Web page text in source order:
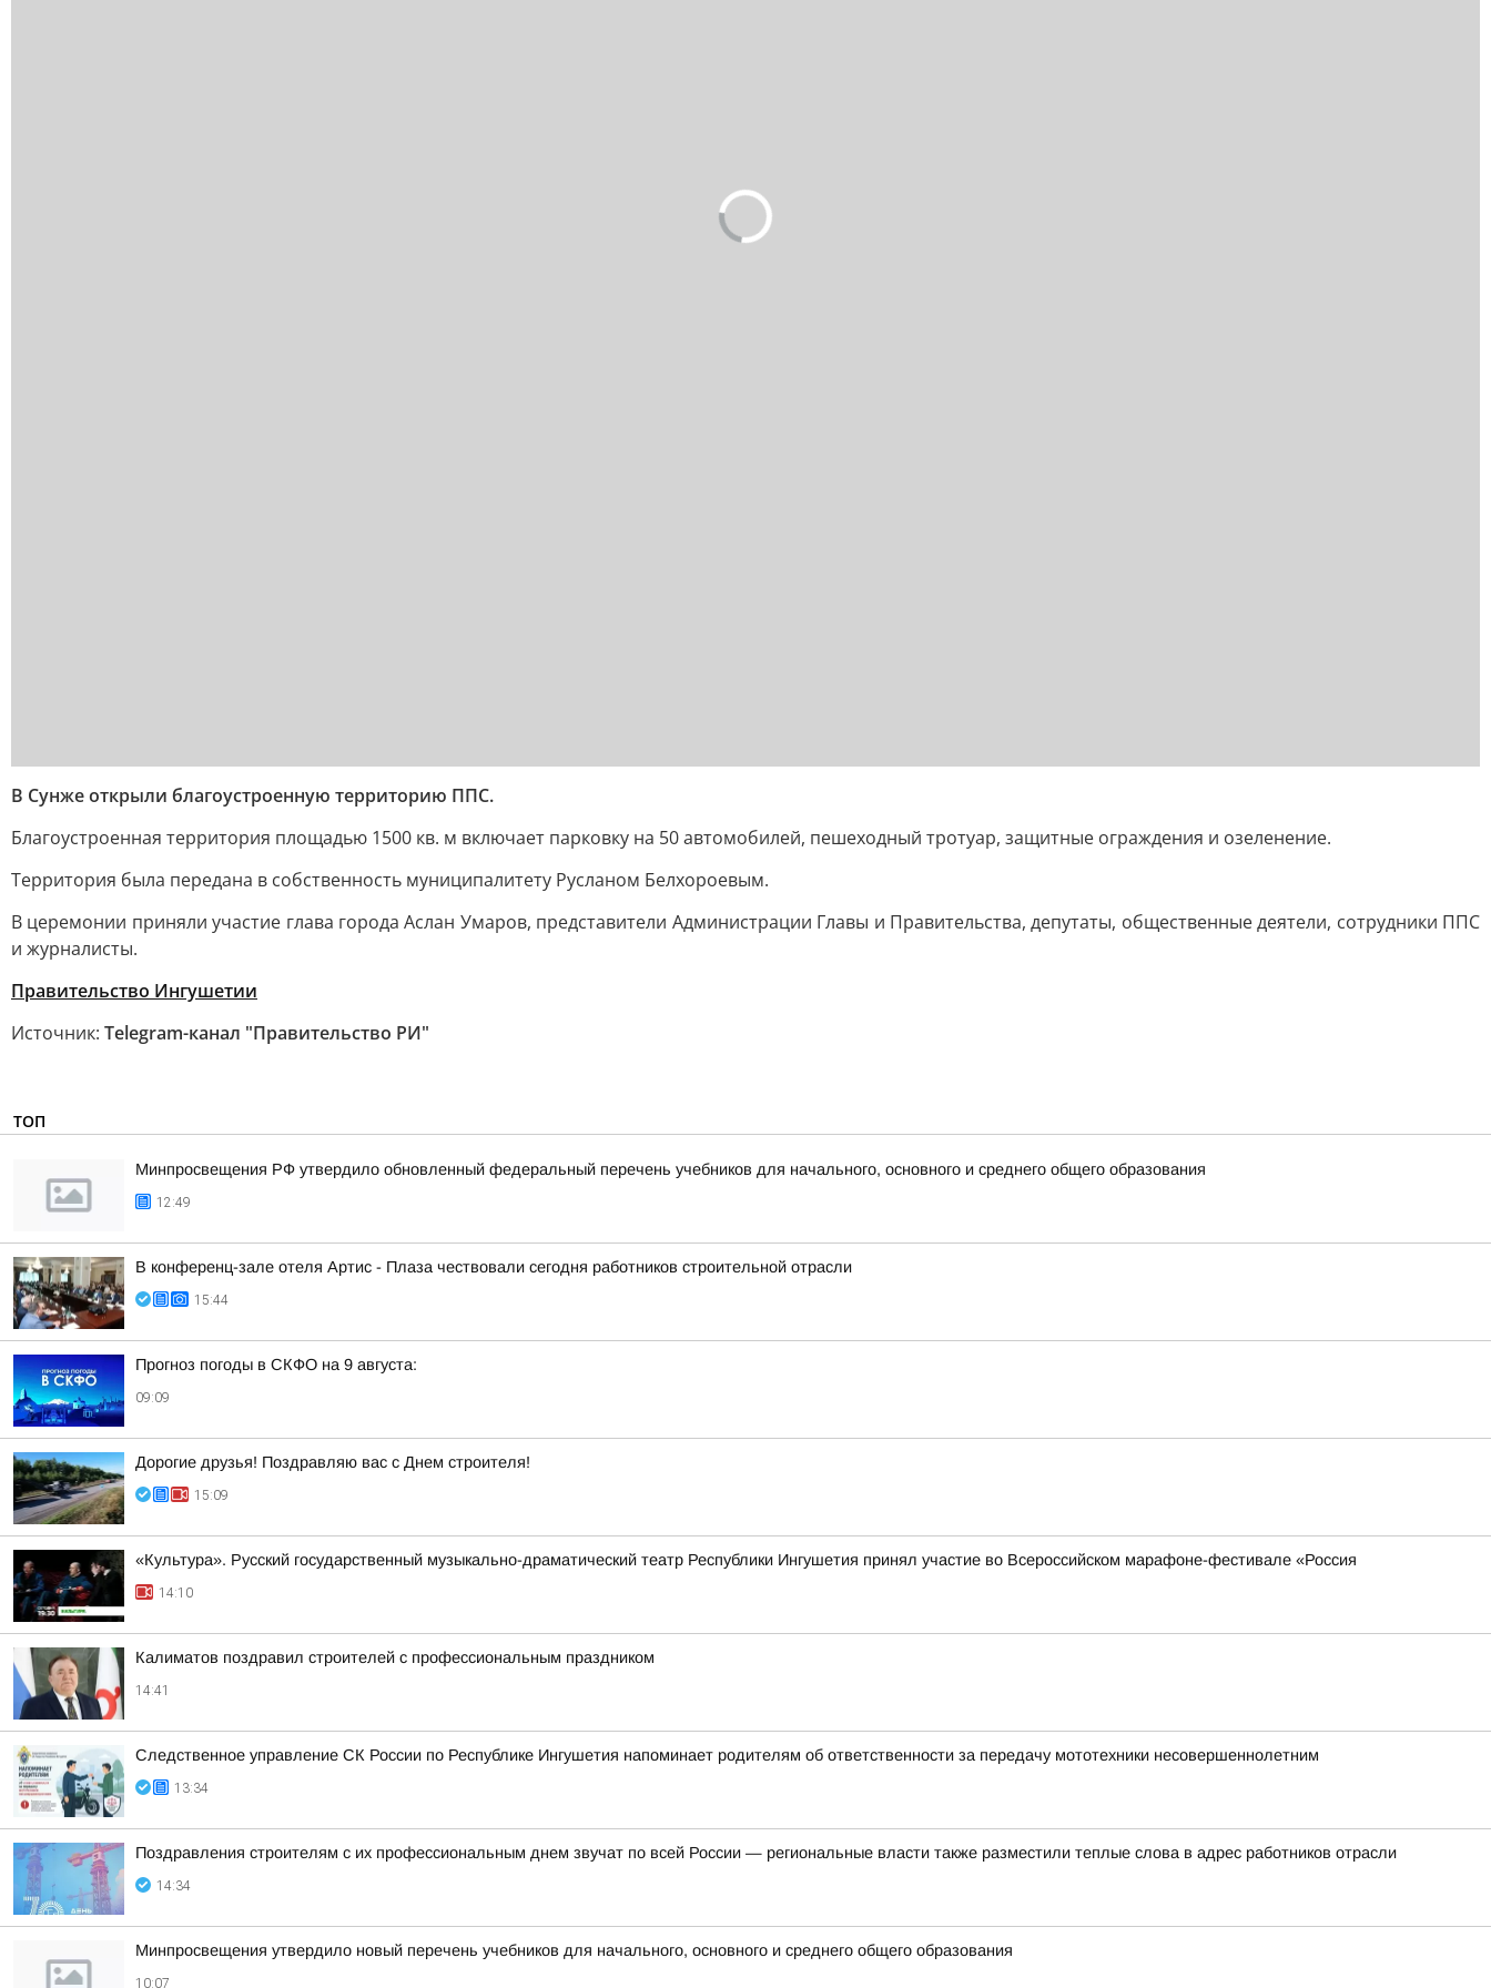
В Сунже открыли благоустроенную территорию ППС.
Благоустроенная территория площадью 1500 кв. м включает парковку на 50 автомобилей, пешеходный тротуар, защитные ограждения и озеленение.
Территория была передана в собственность муниципалитету Русланом Белхороевым.
В церемонии приняли участие глава города Аслан Умаров, представители Администрации Главы и Правительства, депутаты, общественные деятели, сотрудники ППС
и журналисты.
Правительство Ингушетии
Источник: Telegram-канал "Правительство РИ"
ТОП
Минпросвещения РФ утвердило обновленный федеральный перечень учебников для начального, основного и среднего общего образования
12:49
В конференц-зале отеля Артис - Плаза чествовали сегодня работников строительной отрасли
15:44
Прогноз погоды в СКФО на 9 августа:
09:09
Дорогие друзья! Поздравляю вас с Днем строителя!
15:09
«Культура». Русский государственный музыкально-драматический театр Республики Ингушетия принял участие во Всероссийском марафоне-фестивале «Россия
14:10
Калиматов поздравил строителей с профессиональным праздником
14:41
Следственное управление СК России по Республике Ингушетия напоминает родителям об ответственности за передачу мототехники несовершеннолетним
13:34
Поздравления строителям с их профессиональным днем звучат по всей России — региональные власти также разместили теплые слова в адрес работников отрасли
14:34
Минпросвещения утвердило новый перечень учебников для начального, основного и среднего общего образования
10:07